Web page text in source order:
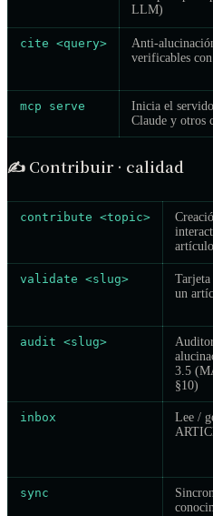
LLM)
cite <query>
Anti-
verificables
mcp serve
Inicia el
Claude y otros
✍️ Contribuir · calidad
contribute <topic>
validate <slug>
Tarjeta
un
audit <slug>
3.5
§10)
inbox
Lee /
sync